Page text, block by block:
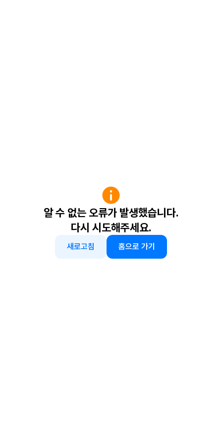
알 수 없는 오류가 발생했습니다.
다시 시도해주세요.
새로고침 홈으로 가기